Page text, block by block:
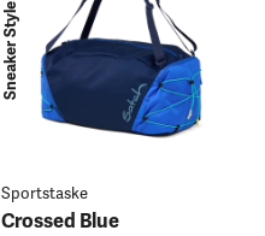
Sneaker Style
Sportstaske
Crossed Blue